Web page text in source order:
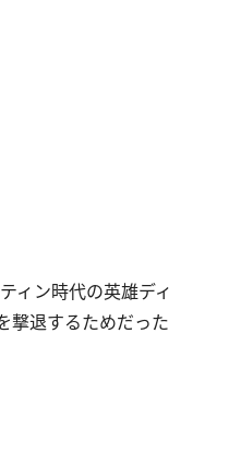
ィン時代の英雄ディ
撃退するためだった